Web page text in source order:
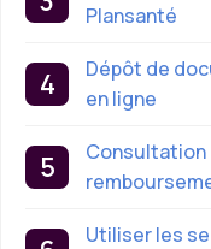
Plansanté
Dépôt de
en ligne
Consultation
Utiliser les